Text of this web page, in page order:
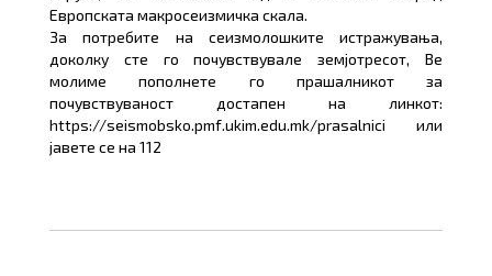
Европската макросеизмичка скала.
За потребите на сеизмолошките истражувања,
доколку сте го почувствувале земјотресот, Ве
молиме пополнете го прашалникот за
почувствуваност достапен на линкот:
https://seismobsko.pmf.ukim.edu.mk/prasalnici или
јавете се на 112